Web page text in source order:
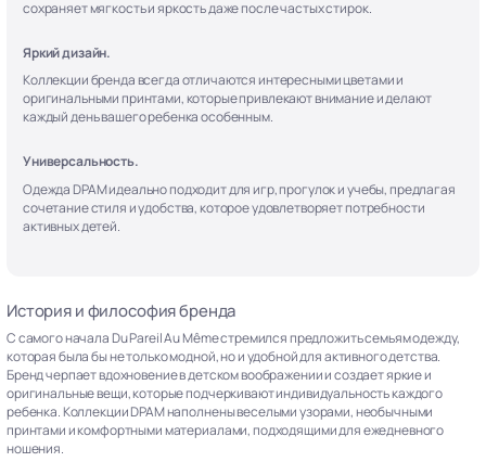
сохраняет мягкость и яркость даже после частых стирок.
Яркий дизайн.
Коллекции бренда всегда отличаются интересными цветами и
оригинальными принтами, которые привлекают внимание и делают
каждый день вашего ребенка особенным.
Универсальность.
Одежда DPAM идеально подходит для игр, прогулок и учебы, предлагая
сочетание стиля и удобства, которое удовлетворяет потребности
активных детей.
История и философия бренда
С самого начала Du Pareil Au Même стремился предложить семьям одежду,
которая была бы не только модной, но и удобной для активного детства.
Бренд черпает вдохновение в детском воображении и создает яркие и
оригинальные вещи, которые подчеркивают индивидуальность каждого
ребенка. Коллекции DPAM наполнены веселыми узорами, необычными
принтами и комфортными материалами, подходящими для ежедневного
ношения.